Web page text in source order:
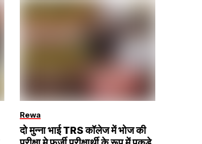
Rewa
दो मुन्ना भाई TRS कॉलेज में भोज की